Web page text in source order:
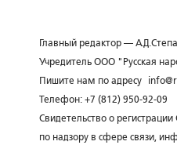
Главный редактор —
Учредитель ООО "Русская
Пишите нам по адресу
Телефон: +7 (812) 950-92-09
Свидетельство о
по надзору в сфере связи,